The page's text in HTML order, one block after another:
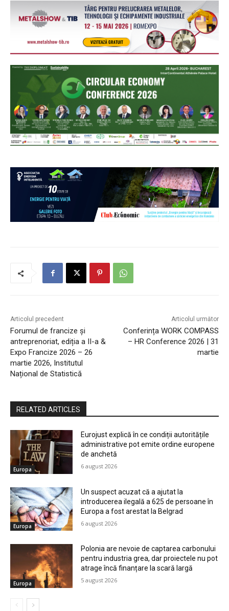
Articolul precedent
Forumul de francize și
antreprenoriat, ediția a II-a &
Expo Francize 2026 – 26
martie 2026, Institutul
Național de Statistică
Articolul următor
Conferința WORK COMPASS
– HR Conference 2026 | 31
martie
RELATED ARTICLES
Europa
Eurojust explică în ce condiții autoritățile
administrative pot emite ordine europene
de anchetă
6 august 2026
Europa
Un suspect acuzat că a ajutat la
introducerea ilegală a 625 de persoane în
Europa a fost arestat la Belgrad
6 august 2026
Europa
Polonia are nevoie de captarea carbonului
pentru industria grea, dar proiectele nu pot
atrage încă finanțare la scară largă
5 august 2026